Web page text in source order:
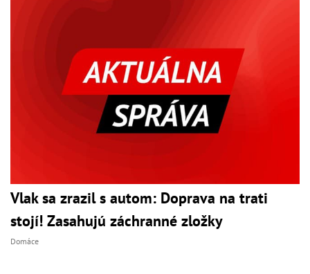
Vlak sa zrazil s autom: Doprava na trati
stojí! Zasahujú záchranné zložky
Domáce